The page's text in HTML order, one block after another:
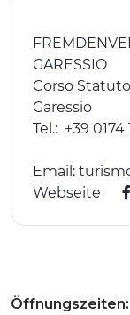
OFFERTE
GARESSIO
Corso
Garessio
Tel.: +39 0174
Email:
Webseite
Öffnungszeiten: